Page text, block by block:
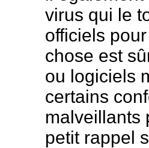
virus qui le
officiels
chose est
ou logiciels
certains
malveillants
petit rappel